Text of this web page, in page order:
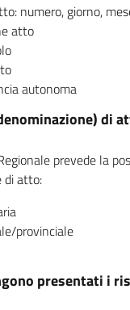
numero, giorno,
atto
autonoma
di
prevede la
di atto:
provinciale
presentati i